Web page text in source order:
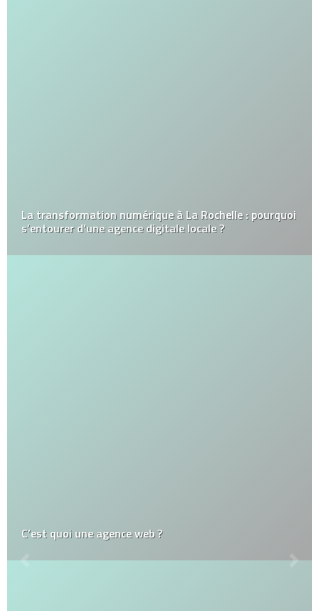
La transformation numérique à La Rochelle : pourquoi
s’entourer d’une agence digitale locale ?
C’est quoi une agence web ?